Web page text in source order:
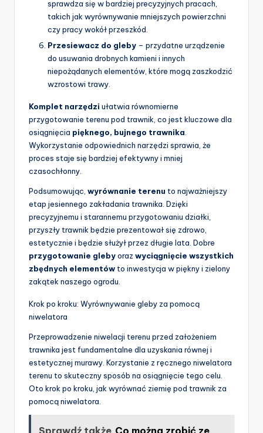
sprawdza się w bardziej precyzyjnych pracach,
takich jak wyrównywanie mniejszych powierzchni
czy pracy wokół przeszkód.
Przesiewacz do gleby – przydatne urządzenie
do usuwania drobnych kamieni i innych
niepożądanych elementów, które mogą zaszkodzić
wzrostowi trawy.
Komplet narzędzi ułatwia równomierne
przygotowanie terenu pod trawnik, co jest kluczowe dla
osiągnięcia pięknego, bujnego trawnika.
Wykorzystanie odpowiednich narzędzi sprawia, że
proces staje się bardziej efektywny i mniej
czasochłonny.
Podsumowując, wyrównanie terenu to najważniejszy
etap jesiennego zakładania trawnika. Dzięki
precyzyjnemu i starannemu przygotowaniu działki,
przyszły trawnik będzie prezentował się zdrowo,
estetycznie i będzie służył przez długie lata. Dobre
przygotowanie glebyoraz wyciągnięcie wszystkich
zbędnych elementów to inwestycja w piękny i zielony
zakątek naszego ogrodu.
Krok po kroku: Wyrównywanie gleby za pomocą
niwelatora
Przeprowadzenie niwelacji terenu przed założeniem
trawnika jest fundamentalne dla uzyskania równej i
estetycznej murawy. Korzystanie z ręcznego niwelatora
terenu to skuteczny sposób na osiągnięcie tego celu.
Oto krok po kroku, jak wyrównać ziemię pod trawnik za
pomocą niwelatora.